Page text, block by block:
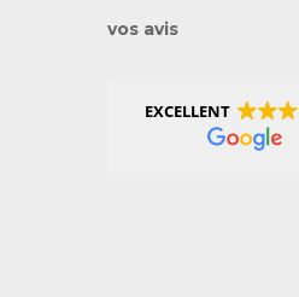
vos avis
EXCELLENT